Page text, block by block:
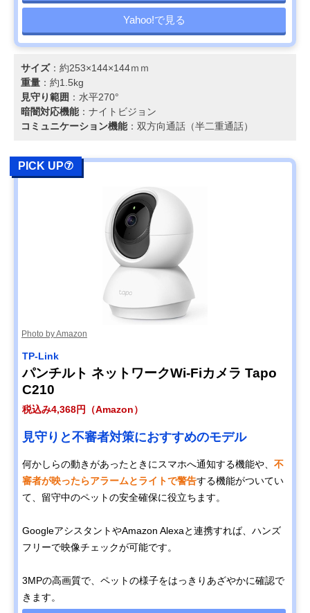
Yahoo!で見る
サイズ：約253×144×144ｍｍ
重量 ：約1.5kg
見守り範囲 ：水平270°
暗闇対応機能：ナイトビジョン
コミュニケーション機能：双方向通話（半二重通話）
PICK UP⑦
Photo by Amazon
TP-Link
パンチルト ネットワークWi-Fiカメラ Tapo
C210
税込み4,368円（Amazon）
見守りと不審者対策におすすめのモデル
何かしらの動きがあったときにスマホへ通知する機能や、 不
審者が映ったらアラームとライトで警告する機能がついてい
て、留守中のペットの安全確保に役立ちます。
GoogleアシスタントやAmazon Alexaと連携すれば、ハンズ
フリーで映像チェックが可能です。
3MPの高画質で、ペットの様子をはっきりあざやかに確認で
きます。